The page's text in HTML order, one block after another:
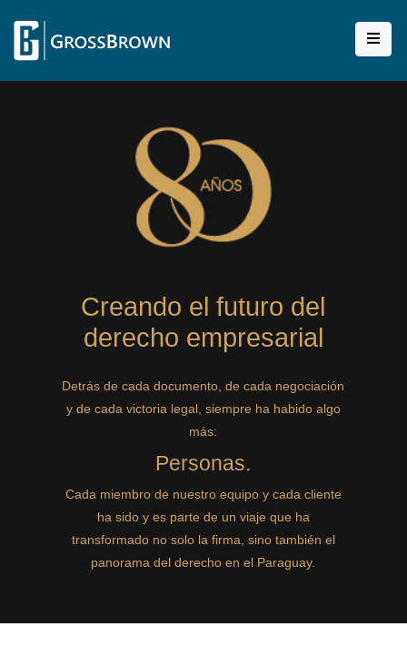
Creando el futuro del
derecho empresarial
Detrás de cada documento, de cada negociación
y de cada victoria legal, siempre ha habido algo
más:
Personas.
Cada miembro de nuestro equipo y cada cliente
ha sido y es parte de un viaje que ha
transformado no solo la firma, sino también el
panorama del derecho en el Paraguay.